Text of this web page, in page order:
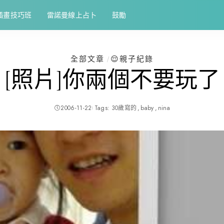
畫技巧班 雷諾曼線上占卜 鼓勵
全部文章 😌親子紀錄
[照片]你兩個不要玩了
2006-11-22 Tags: 30歲寫的 baby nina